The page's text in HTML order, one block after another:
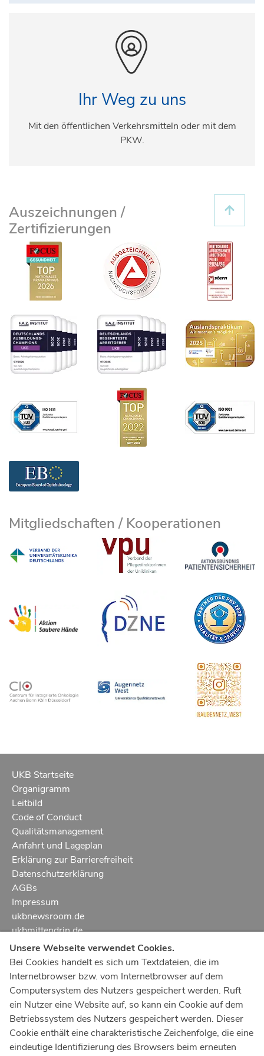
Ihr Weg zu uns
Mit den öffentlichen Verkehrsmitteln oder mit dem
PKW.
Auszeichnungen /
Zertifizierungen
Mitgliedschaften / Kooperationen
UKB Startseite
Organigramm
Leitbild
Code of Conduct
Qualitätsmanagement
Anfahrt und Lageplan
Erklärung zur Barrierefreiheit
Datenschutzerklärung
AGBs
Impressum
ukbnewsroom.de
ukbmittendrin.de
Notruf112
Ärztlicher Notdienst116 117
Giftnotrufzentrale
Tel: +49 22819240
Notfallzentrum Bonn
Unsere Webseite verwendet Cookies.
Bei Cookies handelt es sich um Textdateien, die im
Internetbrowser bzw. vom Internetbrowser auf dem
Computersystem des Nutzers gespeichert werden. Ruft
ein Nutzer eine Website auf, so kann ein Cookie auf dem
Betriebssystem des Nutzers gespeichert werden. Dieser
Cookie enthält eine charakteristische Zeichenfolge, die eine
eindeutige Identifizierung des Browsers beim erneuten